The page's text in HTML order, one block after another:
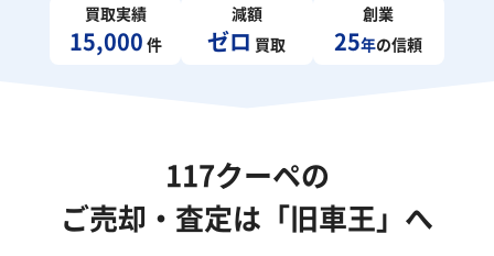
買取実績
15,000 件
減額
ゼロ 買取
創業
25年の信頼
117クーペの
ご売却・査定は「旧車王」へ